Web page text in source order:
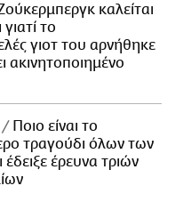
καλείται
το
γιοτ του αρνήθηκε
ακινητοποιημένο
Ποιο είναι το
τραγούδι όλων των
έρευνα τριών